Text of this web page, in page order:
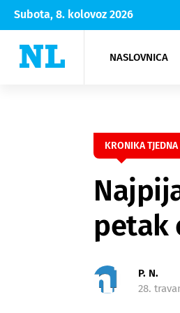
Subota, 8. kolovoz 2026
NASLOVNICA
KRONIKA TJEDNA
petak
P. N.
28.